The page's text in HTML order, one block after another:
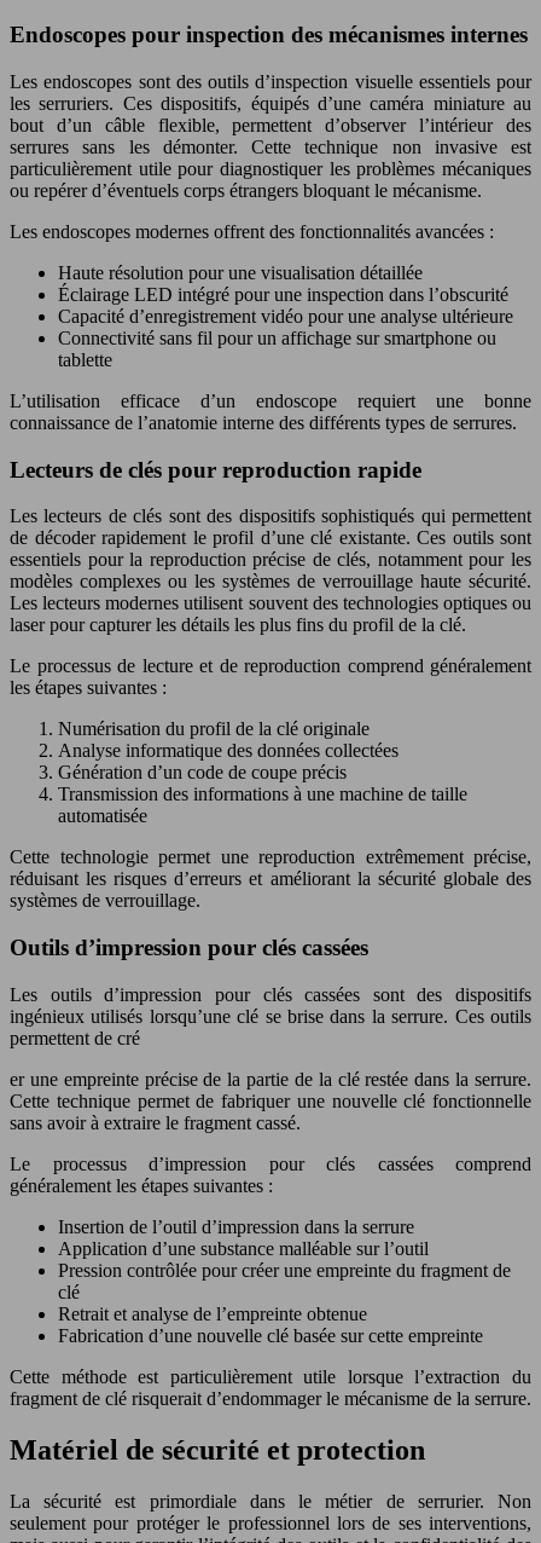
Endoscopes pour inspection des mécanismes internes
Les endoscopes sont des outils d’inspection visuelle essentiels pour
les serruriers. Ces dispositifs, équipés d’une caméra miniature au
bout d’un câble flexible, permettent d’observer l’intérieur des
serrures sans les démonter. Cette technique non invasive est
particulièrement utile pour diagnostiquer les problèmes mécaniques
ou repérer d’éventuels corps étrangers bloquant le mécanisme.
Les endoscopes modernes offrent des fonctionnalités avancées :
Haute résolution pour une visualisation détaillée
Éclairage LED intégré pour une inspection dans l’obscurité
Capacité d’enregistrement vidéo pour une analyse ultérieure
Connectivité sans fil pour un affichage sur smartphone ou
tablette
L’utilisation efficace d’un endoscope requiert une bonne
connaissance de l’anatomie interne des différents types de serrures.
Lecteurs de clés pour reproduction rapide
Les lecteurs de clés sont des dispositifs sophistiqués qui permettent
de décoder rapidement le profil d’une clé existante. Ces outils sont
essentiels pour la reproduction précise de clés, notamment pour les
modèles complexes ou les systèmes de verrouillage haute sécurité.
Les lecteurs modernes utilisent souvent des technologies optiques ou
laser pour capturer les détails les plus fins du profil de la clé.
Le processus de lecture et de reproduction comprend généralement
les étapes suivantes :
Numérisation du profil de la clé originale
Analyse informatique des données collectées
Génération d’un code de coupe précis
Transmission des informations à une machine de taille
automatisée
Cette technologie permet une reproduction extrêmement précise,
réduisant les risques d’erreurs et améliorant la sécurité globale des
systèmes de verrouillage.
Outils d’impression pour clés cassées
Les outils d’impression pour clés cassées sont des dispositifs
ingénieux utilisés lorsqu’une clé se brise dans la serrure. Ces outils
permettent de cré
er une empreinte précise de la partie de la clé restée dans la serrure.
Cette technique permet de fabriquer une nouvelle clé fonctionnelle
sans avoir à extraire le fragment cassé.
Le processus d’impression pour clés cassées comprend
généralement les étapes suivantes :
Insertion de l’outil d’impression dans la serrure
Application d’une substance malléable sur l’outil
Pression contrôlée pour créer une empreinte du fragment de
clé
Retrait et analyse de l’empreinte obtenue
Fabrication d’une nouvelle clé basée sur cette empreinte
Cette méthode est particulièrement utile lorsque l’extraction du
fragment de clé risquerait d’endommager le mécanisme de la serrure.
Matériel de sécurité et protection
La sécurité est primordiale dans le métier de serrurier. Non
seulement pour protéger le professionnel lors de ses interventions,